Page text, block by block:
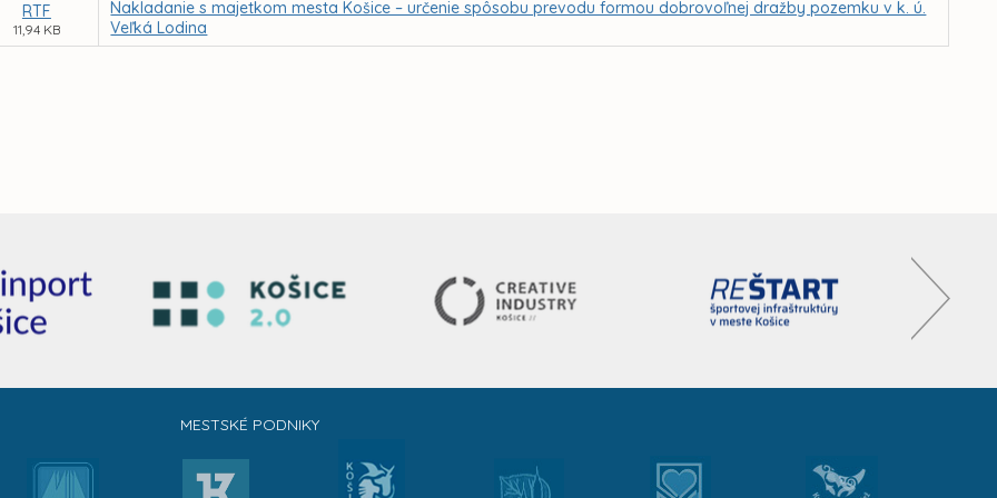
RTF
11,94 KB
Nakladanie s majetkom mesta Košice – určenie spôsobu prevodu formou dobrovoľnej dražby pozemku v k. ú.
Veľká Lodina
MESTSKÉ PODNIKY